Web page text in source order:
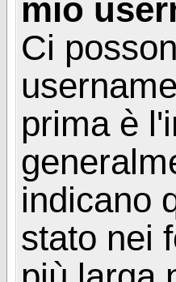
mio
Ci
prima è
indicano
stato nei